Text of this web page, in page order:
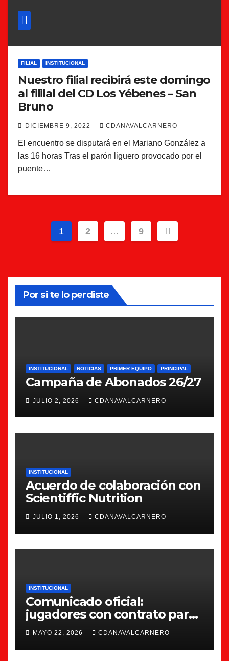
FILIAL INSTITUCIONAL
Nuestro filial recibirá este domingo
al fililal del CD Los Yébenes – San
Bruno
DICIEMBRE 9, 2022 CDANAVALCARNERO
El encuentro se disputará en el Mariano González a
las 16 horas Tras el parón liguero provocado por el
puente…
Paginación
entradas
1 2 … 9
Por si te lo perdiste
INSTITUCIONAL NOTICIAS PRIMER EQUIPO PRINCIPAL
Campaña de Abonados 26/27
JULIO 2, 2026 CDANAVALCARNERO
INSTITUCIONAL
Acuerdo de colaboración con
Scientiffic Nutrition
JULIO 1, 2026 CDANAVALCARNERO
INSTITUCIONAL
Comunicado oficial:
jugadores con contrato para
la 26/27
MAYO 22, 2026 CDANAVALCARNERO